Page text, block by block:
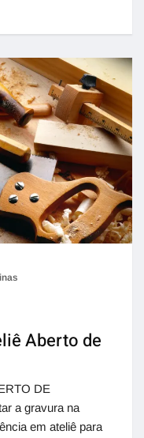
Aberto de
DE
a gravura na
em ateliê para